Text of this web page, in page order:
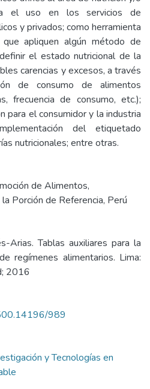
el uso en los servicios de
y privados; como herramienta
apliquen algún método de
el estado nutricional de la
carencias y excesos, a través
de consumo de alimentos
frecuencia de consumo, etc.);
para el consumidor y la industria
del etiquetado
nutricionales; entre otras.
de Alimentos,
Porción de Referencia, Perú
Arias. Tablas auxiliares para la
regímenes alimentarios. Lima:
2016
989
y Tecnologías en